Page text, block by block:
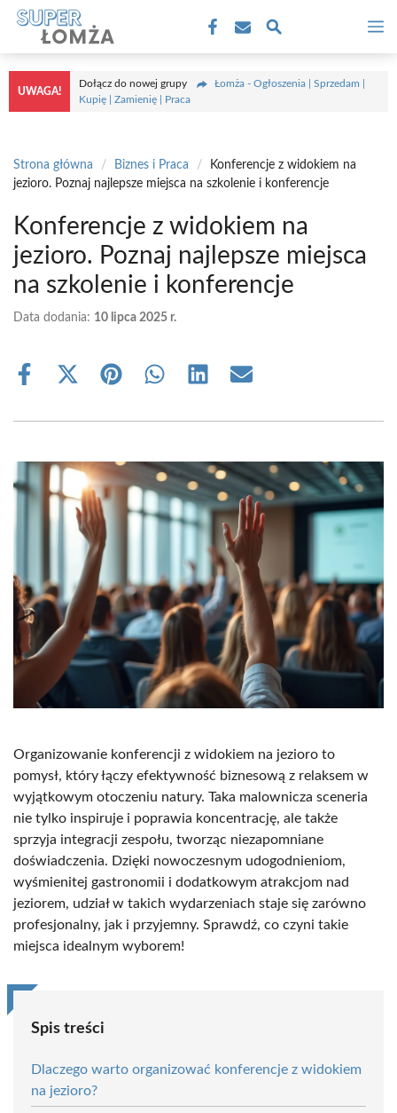
Przejdź
treści
UWAGA!
Dołącz do nowej grupy
Łomża - Ogłoszenia | Sprzedam |
Kupię | Zamienię | Praca
Strona główna / Biznes i Praca /
Konferencje z widokiem na
jezioro. Poznaj najlepsze miejsca na szkolenie i konferencje
Konferencje z widokiem na
jezioro. Poznaj najlepsze miejsca
na szkolenie i konferencje
Data dodania: 10 lipca 2025 r.
Share
Share
(Twitter)
Share Share Share Share
Organizowanie konferencji z widokiem na jezioro to
pomysł, który łączy efektywność biznesową z relaksem w
wyjątkowym otoczeniu natury. Taka malownicza sceneria
nie tylko inspiruje i poprawia koncentrację, ale także
sprzyja integracji zespołu, tworząc niezapomniane
doświadczenia. Dzięki nowoczesnym udogodnieniom,
wyśmienitej gastronomii i dodatkowym atrakcjom nad
jeziorem, udział w takich wydarzeniach staje się zarówno
profesjonalny, jak i przyjemny. Sprawdź, co czyni takie
miejsca idealnym wyborem!
Spis treści
Dlaczego warto organizować konferencje z widokiem
na jezioro?